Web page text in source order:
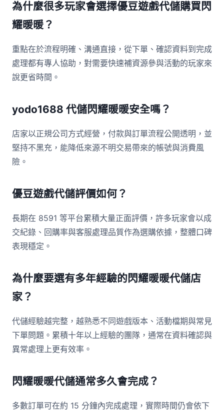
為什麼很多玩家會選擇優豆遊戲代儲購買閃
耀暖暖？
重點在於流程明確、溝通直接，從下單、確認資料到完成
處理都有專人協助，對需要快速補資源參與活動的玩家來
說更省時間。
yodo1688 代儲閃耀暖暖安全嗎？
店家以正規公司方式經營，付款與訂單流程公開透明，並
堅持不黑充，能降低來源不明交易帶來的帳號與消費風
險。
優豆遊戲代儲評價如何？
長期在 8591 等平台累積大量正面評價，許多玩家會以成
交紀錄、回購率與客服處理品質作為選購依據，整體口碑
表現穩定。
為什麼要選有多年經驗的閃耀暖暖代儲店
家？
代儲經驗越完整，越熟悉不同遊戲版本、活動檔期與常見
下單問題。累積十年以上經驗的團隊，通常在資料確認與
異常處理上更有效率。
閃耀暖暖代儲通常多久會完成？
多數訂單可在約 15 分鐘內完成處理，實際時間仍會依下